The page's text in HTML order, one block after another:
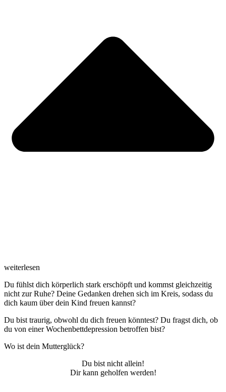
weiterlesen
Du fühlst dich körperlich stark erschöpft und kommst gleichzeitig
nicht zur Ruhe? Deine Gedanken drehen sich im Kreis, sodass du
dich kaum über dein Kind freuen kannst?
Du bist traurig, obwohl du dich freuen könntest? Du fragst dich, ob
du von einer Wochenbettdepression betroffen bist?
Wo ist dein Mutterglück?
Du bist nicht allein!
Dir kann geholfen werden!